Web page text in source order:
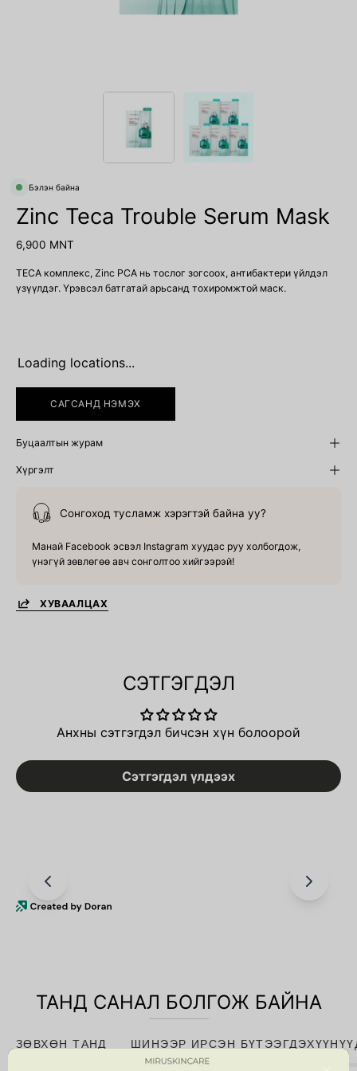
Бэлэн байна
Zinc Teca Trouble Serum Mask
6,900 MNT
TECA комплекс, Zinc PCA нь тослог зогсоох, антибактери үйлдэл
үзүүлдэг. Үрэвсэл батгатай арьсанд тохиромжтой маск.
Loading locations...
САГСАНД НЭМЭХ
Буцаалтын журам
Хүргэлт
Сонгоход тусламж хэрэгтэй байна уу?
Манай Facebook эсвэл Instagram хуудас руу холбогдож,
үнэгүй зөвлөгөө авч сонголтоо хийгээрэй!
ХУВААЛЦАХ
СЭТГЭГДЭЛ
Анхны сэтгэгдэл бичсэн хүн болоорой
Сэтгэгдэл үлдээх
ТАНД САНАЛ БОЛГОЖ БАЙНА
ЗӨВХӨН ТАНД ШИНЭЭР ИРСЭН